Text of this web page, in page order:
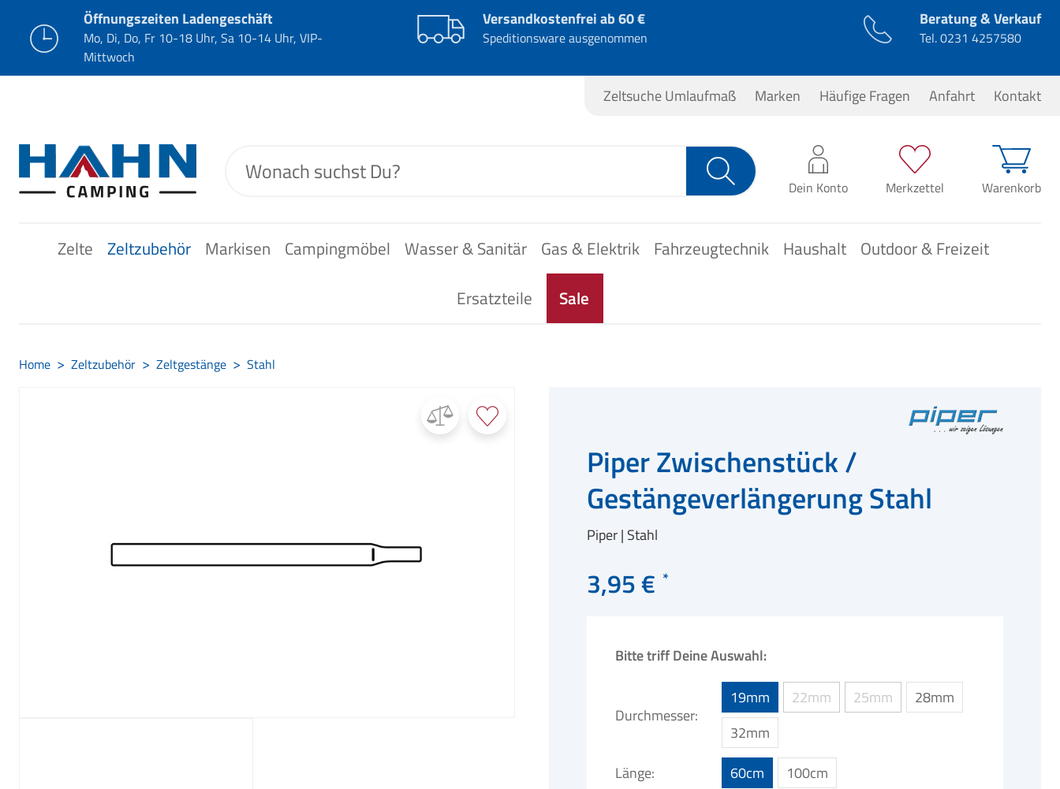
Öffnungszeiten Ladengeschäft
Mo, Di, Do, Fr 10-18 Uhr, Sa 10-14 Uhr, VIP-
Mittwoch
Versandkostenfrei ab 60 €
Speditionsware ausgenommen
Beratung & Verkauf
Tel.0231 4257580
Zeltsuche Umlaufmaß Marken Häufige Fragen Anfahrt Kontakt
Dein Konto Merkzettel Warenkorb
0,00 €*
Zelte Zeltzubehör Markisen Campingmöbel Wasser & Sanitär Gas & Elektrik Fahrzeugtechnik Haushalt
Outdoor & Freizeit
Ersatzteile
Sale
Home Zeltzubehör Zeltgestänge Stahl
Piper Zwischenstück /
Gestängeverlängerung Stahl
Piper Stahl
3,95 €
Bitte triff Deine Auswahl:
Durchmesser
19mm 22mm 25mm
28mm
32mm
Länge
60cm 100cm